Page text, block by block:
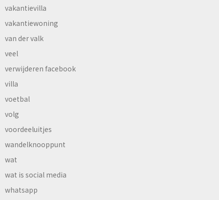
vakantievilla
vakantiewoning
van der valk
veel
verwijderen facebook
villa
voetbal
volg
voordeeluitjes
wandelknooppunt
wat
wat is social media
whatsapp